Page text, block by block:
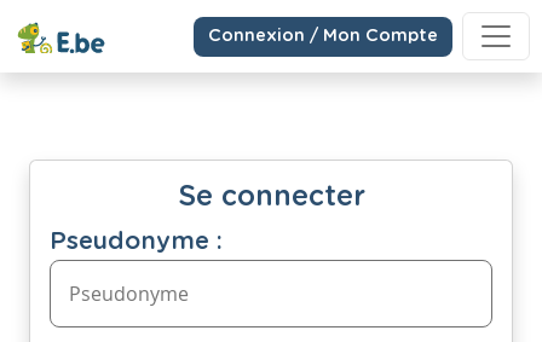
Connexion / Mon Compte
Se connecter
Pseudonyme :